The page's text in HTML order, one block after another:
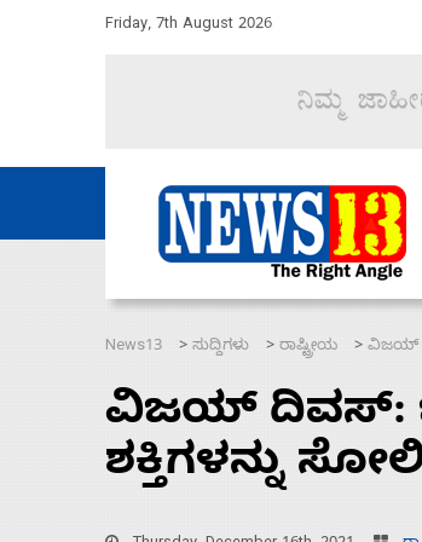
Friday, 7th August 2026
ಮೂಲಕ 60 ಹಡಗುಗಳನ್ನು
News13 > ಸುದ್ದಿಗಳು > ರಾಷ್ಟ್ರೀಯ > ವಿಜಯ್‌
ವಿಜಯ್‌ ದಿವಸ್‌:
ಶಕ್ತಿಗಳನ್ನು